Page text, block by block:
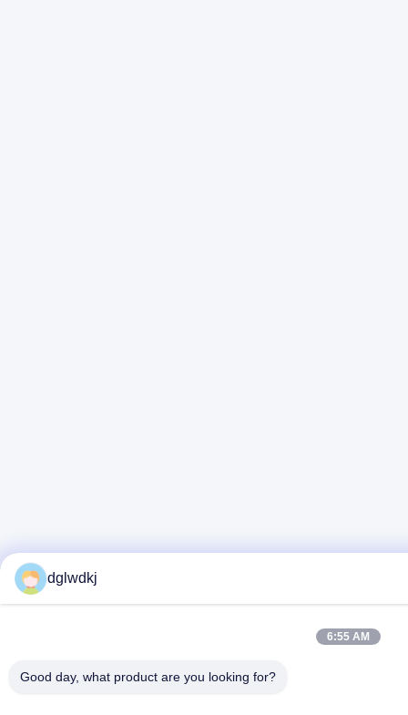
dglwdkj
6:55 AM
Good day, what product are you looking for?